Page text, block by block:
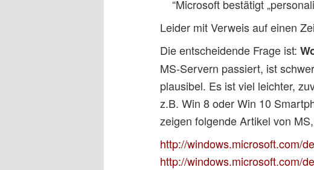
“Microsoft bestätigt
Leider mit Verweis auf einen
Die entscheidende Frage ist:
MS-Servern passiert, ist
plausibel. Es ist viel leichter,
z.B. Win 8 oder Win 10
zeigen folgende Artikel von
http://windows.microsoft.com/
http://windows.microsoft.com/